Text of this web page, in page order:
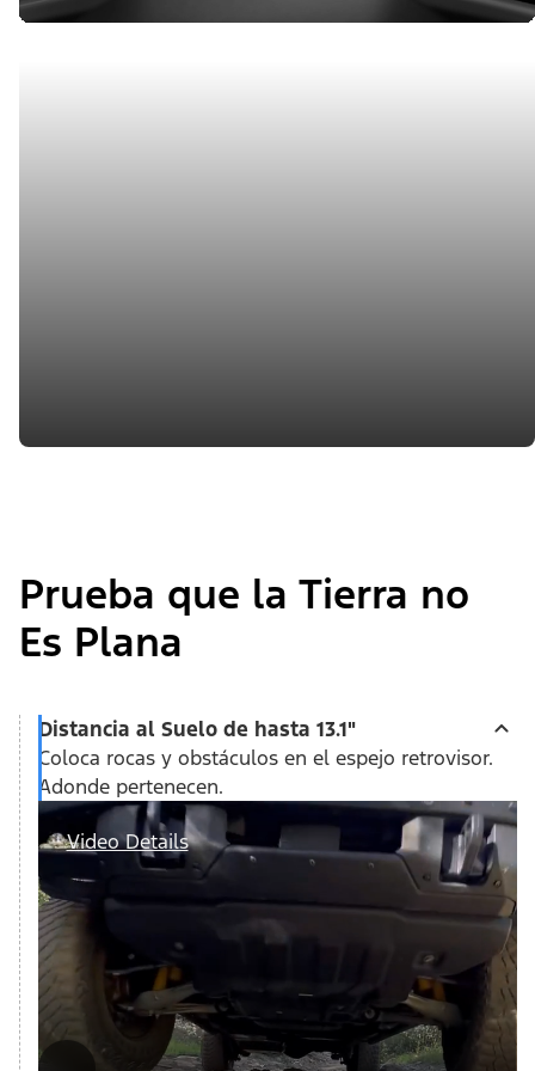
Prueba que la Tierra no
Es Plana
Distancia al Suelo de hasta 13.1"
Coloca rocas y obstáculos en el espejo retrovisor.
Adonde pertenecen.
Video Details